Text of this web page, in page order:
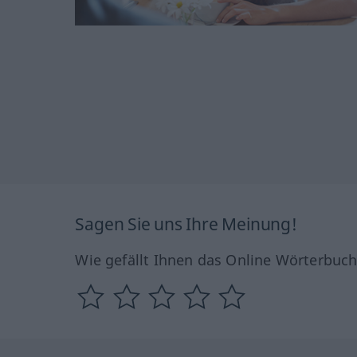
Sagen Sie uns Ihre Meinung!
Wie gefällt Ihnen das Online